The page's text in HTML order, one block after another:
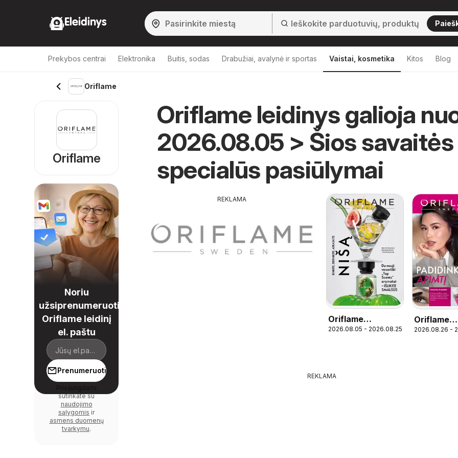
Eleidinys
Prekybos centrai Elektronika Buitis, sodas Drabužiai, avalynė ir sportas Vaistai, kosmetika Kitos Blog
Oriflame
Oriflame leidinys galioja
2026.08.05 > Šios savaitės
specialūs pasiūlymai
REKLAMA
Oriflame
katalogas 11 2026
2026.08.05 - 2026.08.25
Oriflame
katalogas
2026.08.26 -
REKLAMA
Oriflame
Noriu
užsiprenumeruoti
Oriflame leidinį
el. paštu
Prenumeruoti
Prisijungdami
sutinkate su
naudojimo
sąlygomis ir
asmens duomenų
tvarkymu.